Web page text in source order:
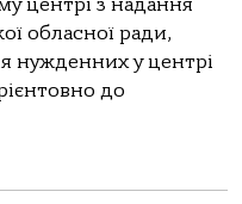
центрі з надання
обласної ради,
нужденних у центрі
до